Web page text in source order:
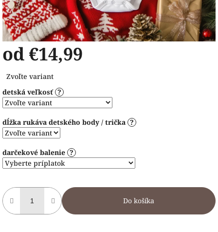
od €14,99
cena:
Zvoľte variant
detská veľkosť ?
dĺžka rukáva detského body / trička ?
darčekové balenie ?
Do košíka